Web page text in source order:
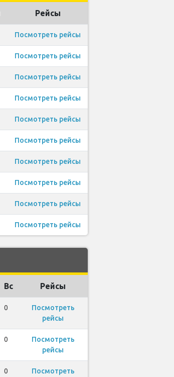
Рейсы
Посмотреть рейсы
Посмотреть рейсы
Посмотреть рейсы
Посмотреть рейсы
Посмотреть рейсы
Посмотреть рейсы
Посмотреть рейсы
Посмотреть рейсы
Посмотреть рейсы
Посмотреть рейсы
Вс Рейсы
0
Посмотреть
рейсы
0
Посмотреть
рейсы
0
Посмотреть